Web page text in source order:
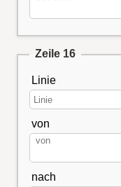
Zeile 16
Linie
von
nach